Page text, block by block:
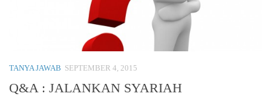
TANYA JAWAB SEPTEMBER 4, 2015
Q&A : JALANKAN SYARIAH